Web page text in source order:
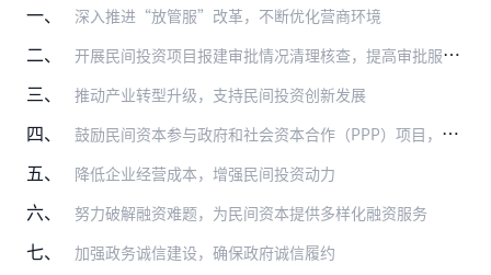
一、
深入推进“放管服”改革，不断优化营商环境
二、 开展民间投资项目报建审批情况清理核查，提高审批服务水平
三、 推动产业转型升级，支持民间投资创新发展
四、 鼓励民间资本参与政府和社会资本合作（PPP）项目，促进基础设施和公用事业建设
五、 降低企业经营成本，增强民间投资动力
六、 努力破解融资难题，为民间资本提供多样化融资服务
七、 加强政务诚信建设，确保政府诚信履约